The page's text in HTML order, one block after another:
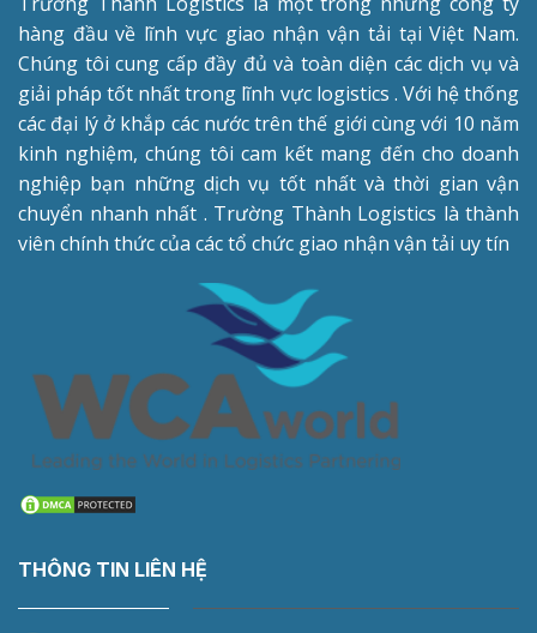
hàng đầu về lĩnh vực giao nhận vận tải tại Việt Nam.
Chúng tôi cung cấp đầy đủ và toàn diện các dịch vụ và
giải pháp tốt nhất trong lĩnh vực logistics . Với hệ thống
các đại lý ở khắp các nước trên thế giới cùng với 10 năm
kinh nghiệm, chúng tôi cam kết mang đến cho doanh
nghiệp bạn những dịch vụ tốt nhất và thời gian vận
chuyển nhanh nhất . Trường Thành Logistics là thành
viên chính thức của các tổ chức giao nhận vận tải uy tín
THÔNG TIN LIÊN HỆ